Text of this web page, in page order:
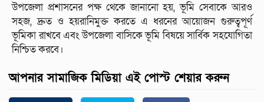
উপজেলা প্রশাসনের পক্ষ থেকে জানানো হয়, ভূমি সেবাকে আরও
সহজ, দ্রুত ও হয়রানিমুক্ত করতে এ ধরনের আয়োজন গুরুত্বপূর্ণ
ভূমিকা রাখবে এবং উপজেলা বাসিকে ভূমি বিষয়ে সার্বিক সহযোগিতা
নিশ্চিত করবে।
আপনার সামাজিক মিডিয়া এই পোস্ট শেয়ার করুন